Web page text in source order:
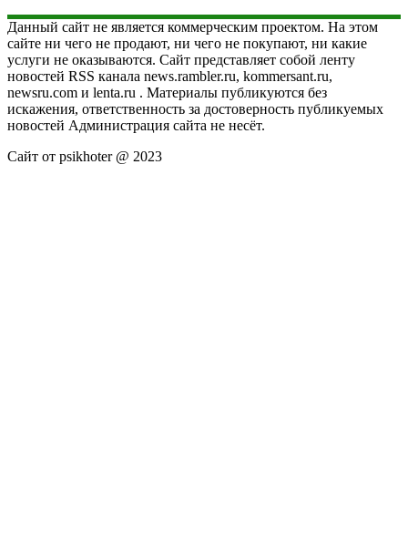
Данный сайт не является коммерческим проектом. На этом
сайте ни чего не продают, ни чего не покупают, ни какие
услуги не оказываются. Сайт представляет собой ленту
новостей RSS канала news.rambler.ru, kommersant.ru,
newsru.com и lenta.ru . Материалы публикуются без
искажения, ответственность за достоверность публикуемых
новостей Администрация сайта не несёт.
Сайт от psikhoter @ 2023